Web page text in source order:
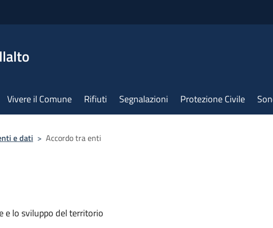
Vivere il Comune Rifiuti Segnalazioni Protezione Civile
e dati > Accordo tra enti
e lo sviluppo del territorio